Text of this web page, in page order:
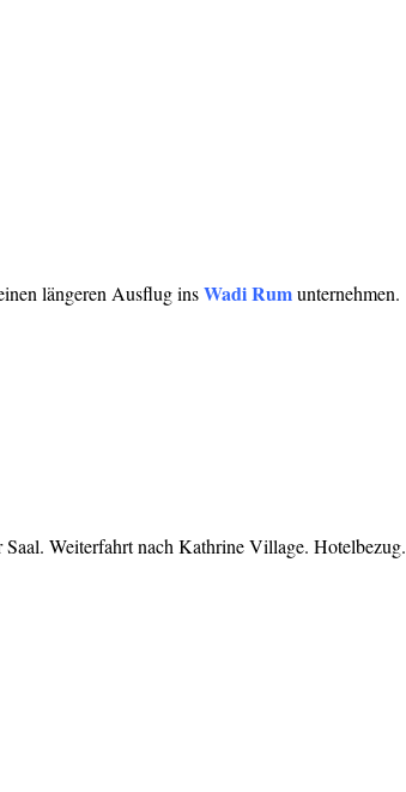
längeren Ausflug insWadi Rumunternehmen.
Weiterfahrt nach Kathrine Village. Hotelbezug.